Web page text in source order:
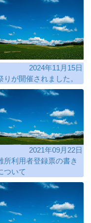
2024年11月15日
りが開催されました。
2021年09月22日
所利用者登録票の書き
ついて